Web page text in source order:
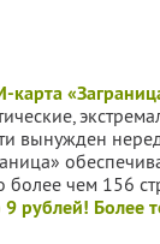
карта
вынужден
чем 156
9 рублей! Более